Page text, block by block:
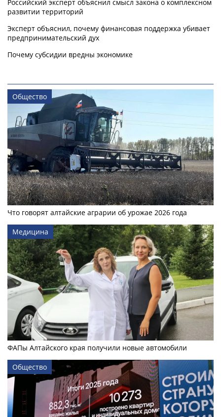
Российский эксперт объяснил смысл закона о комплексном
развитии территорий
Эксперт объяснил, почему финансовая поддержка убивает
предпринимательский дух
Почему субсидии вредны экономике
Общество
Что говорят алтайские аграрии об урожае 2026 года
Медицина
ФАПы Алтайского края получили новые автомобили
Общество